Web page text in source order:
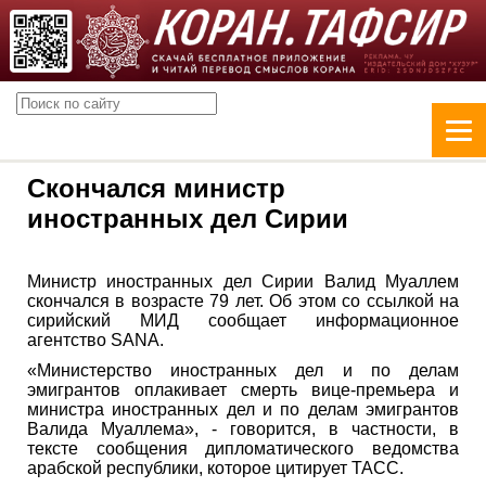
Скончался министр
иностранных дел Сирии
Министр иностранных дел Сирии Валид Муаллем
скончался в возрасте 79 лет. Об этом со ссылкой на
сирийский МИД сообщает информационное
агентство SANA.
«Министерство иностранных дел и по делам
эмигрантов оплакивает смерть вице-премьера и
министра иностранных дел и по делам эмигрантов
Валида Муаллема», - говорится, в частности, в
тексте сообщения дипломатического ведомства
арабской республики, которое цитирует ТАСС.